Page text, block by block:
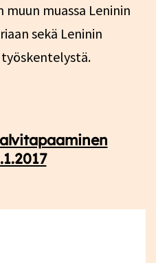
muassa Leninin
sekä Leninin